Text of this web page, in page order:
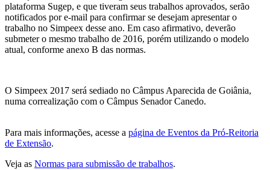
plataforma Sugep, e que tiveram seus trabalhos aprovados, serão
notificados por e-mail para confirmar se desejam apresentar o
trabalho no Simpeex desse ano. Em caso afirmativo, deverão
submeter o mesmo trabalho de 2016, porém utilizando o modelo
atual, conforme anexo B das normas.
O Simpeex 2017 será sediado no Câmpus Aparecida de Goiânia,
numa correalização com o Câmpus Senador Canedo.
Para mais informações, acesse a página de Eventos da Pró-Reitoria
de Extensão.
Veja as Normas para submissão de trabalhos.